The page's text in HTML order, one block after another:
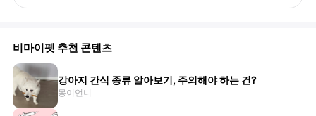
비마이펫 추천 콘텐츠
강아지 간식 종류 알아보기, 주의해야 하는 건?
몽이언니